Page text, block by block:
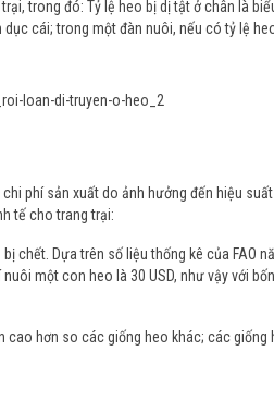
trong đó: Tỷ lệ heo bị dị tật ở chân là
cái; trong một đàn nuôi, nếu có tỷ lệ
phí sản xuất do ảnh hưởng đến hiệu
tế cho trang trại:
chết. Dựa trên số liệu thống kê của FAO
một con heo là 30 USD, như vậy với
hơn so các giống heo khác; các